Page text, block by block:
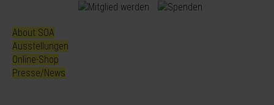
About SOA
Ausstellungen
Online-Shop
Presse/News